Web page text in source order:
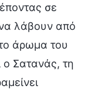
σε
λάβουν από
άρωμα του
ο Σατανάς, τη